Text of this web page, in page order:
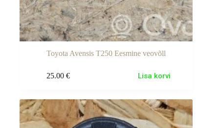
Toyota Avensis T250 Eesmine veovõll
25.00 € Lisa korvi